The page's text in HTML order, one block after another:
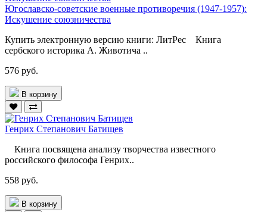
Югославско-советские военные противоречия (1947-1957):
Искушение союзничества
Купить электронную версию книги: ЛитРес Книга
сербского историка А. Животича ..
576 руб.
В корзину
Генрих Степанович Батищев
Книга посвящена анализу творчества известного
российского философа Генрих..
558 руб.
В корзину